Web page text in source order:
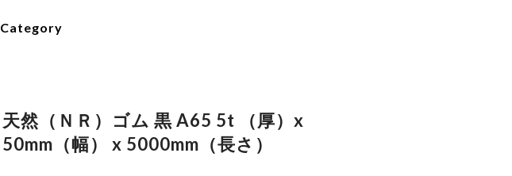
Category
天然（ＮＲ）ゴム 黒 A65 5t （厚）x
50mm（幅） x 5000mm（長さ）